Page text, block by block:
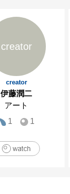
creator
creator
伊藤潤二
アート
1
1